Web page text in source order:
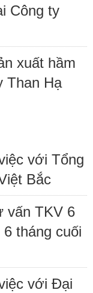
Công ty
xuất hầm
Than Hạ
với Tổng
Bắc
vấn TKV 6
tháng cuối
với Đại